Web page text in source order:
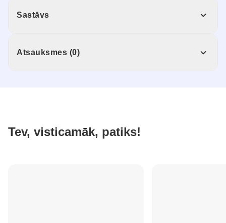
Sastāvs
Atsauksmes (0)
Tev, visticamāk, patiks!